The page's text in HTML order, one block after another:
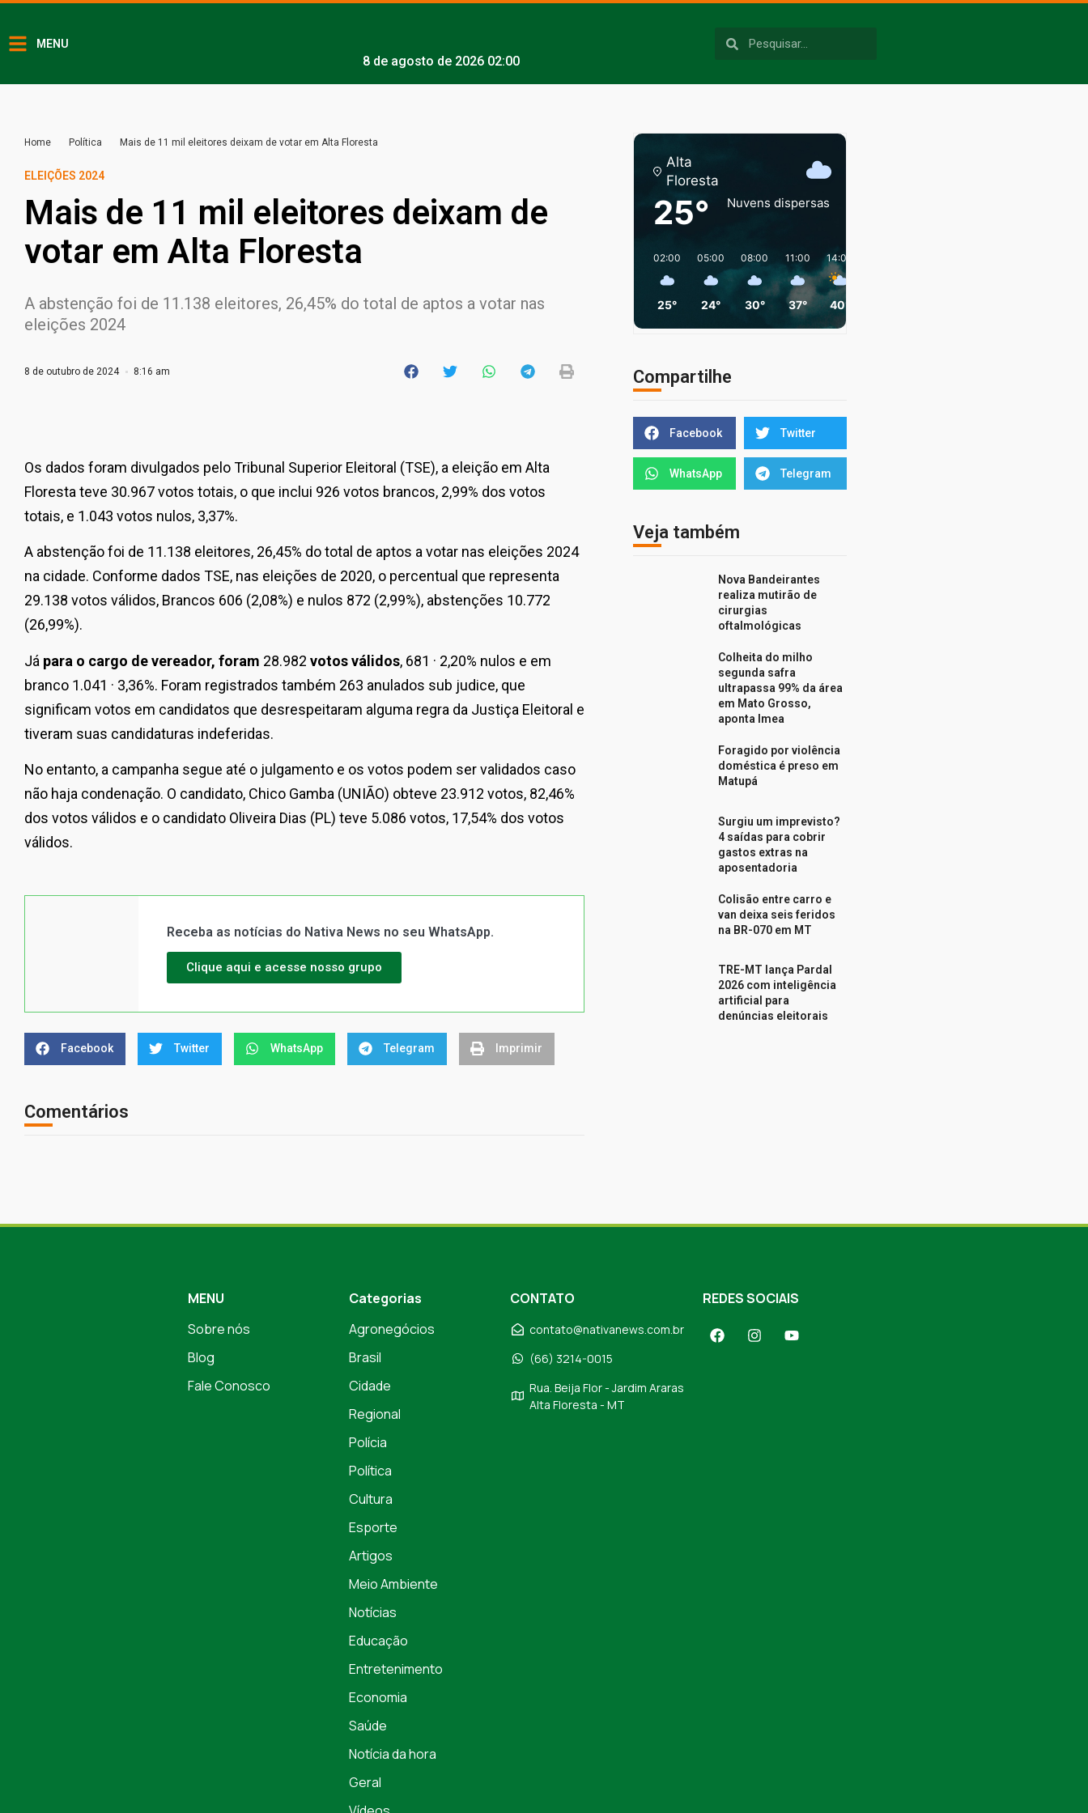
MENU
8 de agosto de 2026 02:00
Home Política Mais de 11 mil eleitores deixam de votar em Alta Floresta
ELEIÇÕES 2024
Mais de 11 mil eleitores deixam de
votar em Alta Floresta
A abstenção foi de 11.138 eleitores, 26,45% do total de aptos a votar nas
eleições 2024
8 de outubro de 2024 8:16 am
Os dados foram divulgados pelo Tribunal Superior Eleitoral (TSE), a eleição em Alta
Floresta teve 30.967 votos totais, o que inclui 926 votos brancos, 2,99% dos votos
totais, e 1.043 votos nulos, 3,37%.
A abstenção foi de 11.138 eleitores, 26,45% do total de aptos a votar nas eleições 2024
na cidade. Conforme dados TSE, nas eleições de 2020, o percentual que representa
29.138 votos válidos, Brancos 606 (2,08%) e nulos 872 (2,99%), abstenções 10.772
(26,99%).
Já para o cargo de vereador, foram 28.982 votos válidos, 681 · 2,20% nulos e em
branco 1.041 · 3,36%. Foram registrados também 263 anulados sub judice, que
significam votos em candidatos que desrespeitaram alguma regra da Justiça Eleitoral e
tiveram suas candidaturas indeferidas.
No entanto, a campanha segue até o julgamento e os votos podem ser validados caso
não haja condenação. O candidato, Chico Gamba (UNIÃO) obteve 23.912 votos, 82,46%
dos votos válidos e o candidato Oliveira Dias (PL) teve 5.086 votos, 17,54% dos votos
válidos.
Receba as notícias do Nativa News no seu WhatsApp.
Clique aqui e acesse nosso grupo
Facebook Twitter WhatsApp Telegram Imprimir
Comentários
Alta
Floresta
25° Nuvens dispersas
02:00
25°
05:00
24°
08:00
30°
11:00
37°
14:00
40°
Compartilhe
Facebook Twitter
WhatsApp Telegram
Veja também
Nova Bandeirantes
realiza mutirão de
cirurgias
oftalmológicas
Colheita do milho
segunda safra
ultrapassa 99% da área
em Mato Grosso,
aponta Imea
Foragido por violência
doméstica é preso em
Matupá
Surgiu um imprevisto?
4 saídas para cobrir
gastos extras na
aposentadoria
Colisão entre carro e
van deixa seis feridos
na BR-070 em MT
TRE-MT lança Pardal
2026 com inteligência
artificial para
denúncias eleitorais
MENU
Sobre nós
Blog
Fale Conosco
Categorias
Agronegócios
Brasil
Cidade
Regional
Polícia
Política
Cultura
Esporte
Artigos
Meio Ambiente
Notícias
Educação
Entretenimento
Economia
Saúde
Notícia da hora
Geral
CONTATO
contato@nativanews.com.br
(66) 3214-0015
Rua. Beija Flor - Jardim Araras
Alta Floresta - MT
REDES SOCIAIS